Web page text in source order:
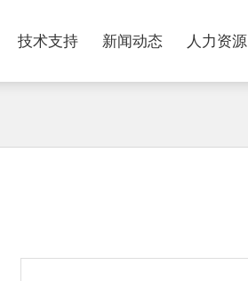
技术支持 新闻动态 人力资源